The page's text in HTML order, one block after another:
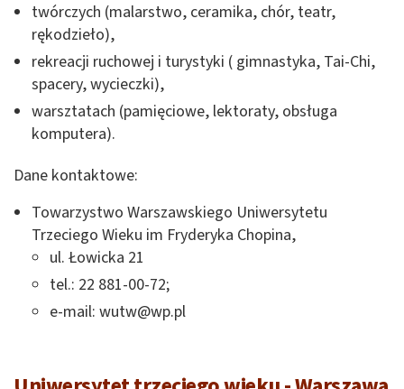
twórczych (malarstwo, ceramika, chór, teatr,
rękodzieło),
rekreacji ruchowej i turystyki ( gimnastyka, Tai-Chi,
spacery, wycieczki),
warsztatach (pamięciowe, lektoraty, obsługa
komputera).
Dane kontaktowe:
Towarzystwo Warszawskiego Uniwersytetu
Trzeciego Wieku im Fryderyka Chopina,
ul. Łowicka 21
tel.: 22 881-00-72;
e-mail: wutw@wp.pl